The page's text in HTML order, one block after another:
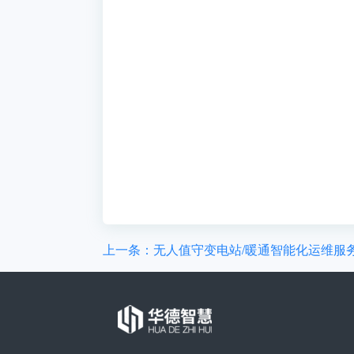
上一条：无人值守变电站/暖通智能化运维服